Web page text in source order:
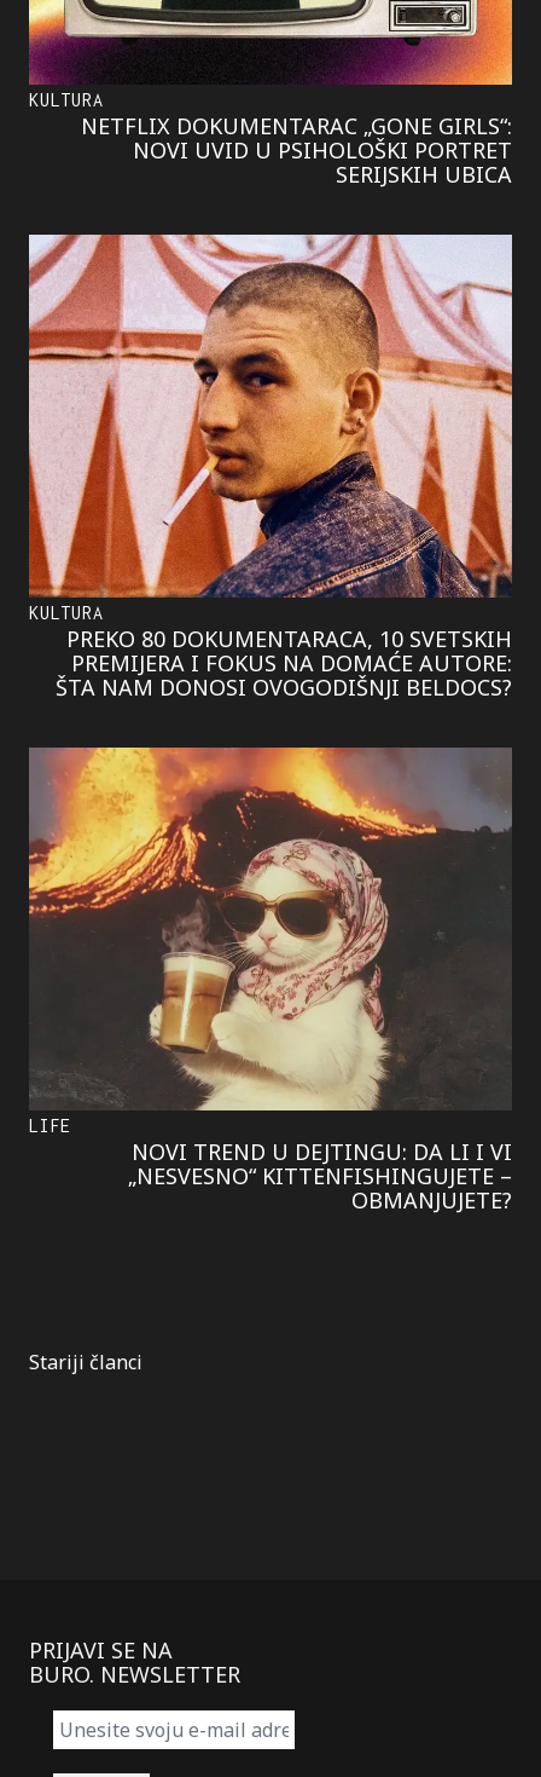
KULTURA
NETFLIX DOKUMENTARAC „GONE GIRLS“:
NOVI UVID U PSIHOLOŠKI PORTRET
SERIJSKIH UBICA
KULTURA
PREKO 80 DOKUMENTARACA, 10 SVETSKIH
PREMIJERA I FOKUS NA DOMAĆE AUTORE:
ŠTA NAM DONOSI OVOGODIŠNJI BELDOCS?
LIFE
NOVI TREND U DEJTINGU: DA LI I VI
„NESVESNO“ KITTENFISHINGUJETE –
OBMANJUJETE?
Kretanje
Stariji članci
PRIJAVI SE NA
BURO. NEWSLETTER